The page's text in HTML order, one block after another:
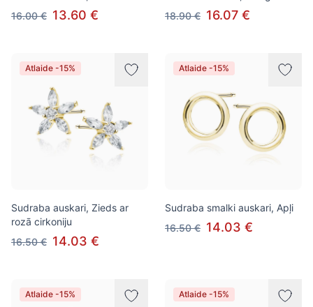
16.00 € 13.60 €
18.90 € 16.07 €
Atlaide -15%
Sudraba auskari, Zieds ar
rozā cirkoniju
16.50 € 14.03 €
Atlaide -15%
Sudraba smalki auskari, Apļi
16.50 € 14.03 €
Atlaide -15% Atlaide -15%